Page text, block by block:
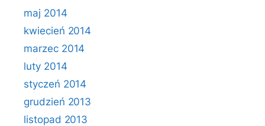
maj 2014
kwiecień 2014
marzec 2014
luty 2014
styczeń 2014
grudzień 2013
listopad 2013